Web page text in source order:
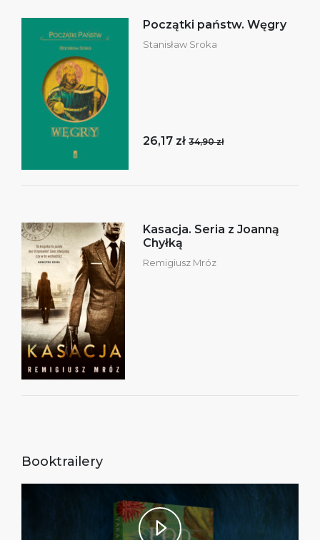
Początki państw. Węgry
Stanisław Sroka
26,17 zł 34,90 zł
Kasacja. Seria z Joanną
Chyłką
Remigiusz Mróz
Booktrailery